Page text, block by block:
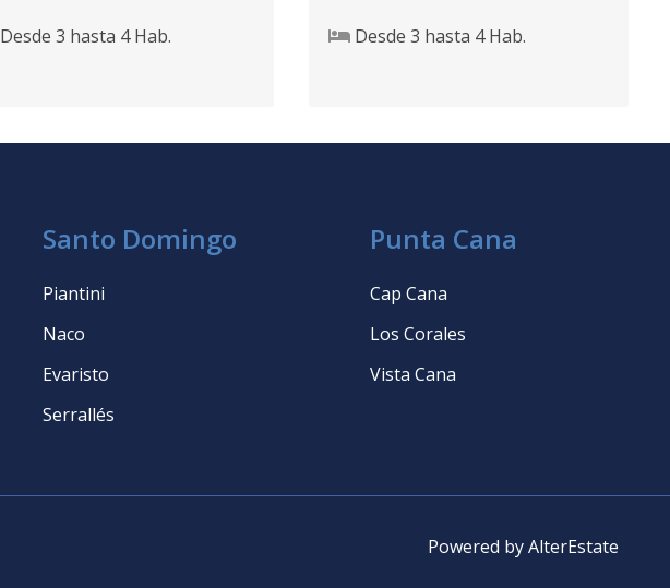
Desde 3 hasta 4Hab. Desde 3 hasta 4Hab.
Santo Domingo
Piantini
Naco
Evaristo
Serrallés
Punta Cana
Cap Cana
Los Corales
Vista Cana
Powered byAlterEstate